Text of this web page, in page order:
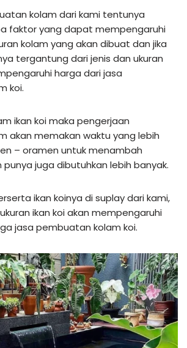
kolam dari kami tentunya
faktor yang dapat mempengaruhi
kolam yang akan dibuat dan jika
tergantung dari jenis dan ukuran
harga dari jasa
koi.
ikan koi maka pengerjaan
akan memakan waktu yang lebih
– oramen untuk menambah
juga dibutuhkan lebih banyak.
ikan koinya di suplay dari kami,
ikan koi akan mempengaruhi
jasa pembuatan kolam koi.